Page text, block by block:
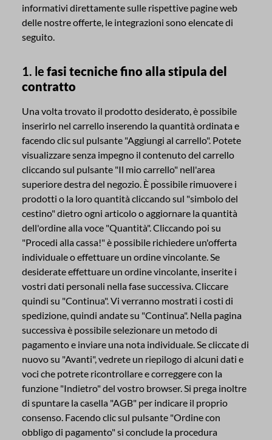
informativi direttamente sulle rispettive pagine web
delle nostre offerte, le integrazioni sono elencate di
seguito.
1. le fasi tecniche fino alla stipula del
contratto
Una volta trovato il prodotto desiderato, è possibile
inserirlo nel carrello inserendo la quantità ordinata e
facendo clic sul pulsante "Aggiungi al carrello". Potete
visualizzare senza impegno il contenuto del carrello
cliccando sul pulsante "Il mio carrello" nell'area
superiore destra del negozio. È possibile rimuovere i
prodotti o la loro quantità cliccando sul "simbolo del
cestino" dietro ogni articolo o aggiornare la quantità
dell'ordine alla voce "Quantità". Cliccando poi su
"Procedi alla cassa!" è possibile richiedere un'offerta
individuale o effettuare un ordine vincolante. Se
desiderate effettuare un ordine vincolante, inserite i
vostri dati personali nella fase successiva. Cliccare
quindi su "Continua". Vi verranno mostrati i costi di
spedizione, quindi andate su "Continua". Nella pagina
successiva è possibile selezionare un metodo di
pagamento e inviare una nota individuale. Se cliccate di
nuovo su "Avanti", vedrete un riepilogo di alcuni dati e
voci che potrete ricontrollare e correggere con la
funzione "Indietro" del vostro browser. Si prega inoltre
di spuntare la casella "AGB" per indicare il proprio
consenso. Facendo clic sul pulsante "Ordine con
obbligo di pagamento" si conclude la procedura